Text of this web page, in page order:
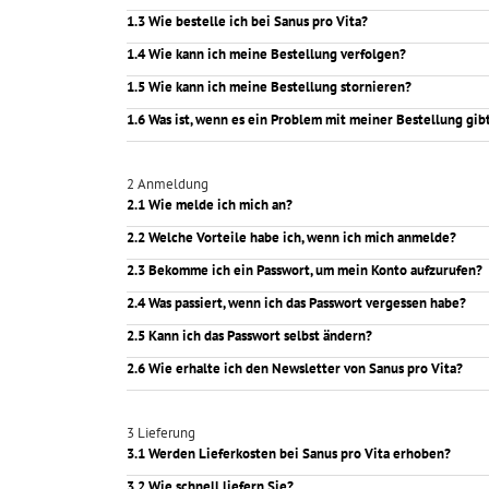
1.3 Wie bestelle ich bei Sanus pro Vita?
1.4 Wie kann ich meine Bestellung verfolgen?
1.5 Wie kann ich meine Bestellung stornieren?
1.6 Was ist, wenn es ein Problem mit meiner Bestellung
2 Anmeldung
2.1 Wie melde ich mich an?
2.2 Welche Vorteile habe ich, wenn ich mich anmelde?
2.3 Bekomme ich ein Passwort, um mein Konto aufzurufen?
2.4 Was passiert, wenn ich das Passwort vergessen habe?
2.5 Kann ich das Passwort selbst ändern?
2.6 Wie erhalte ich den Newsletter von Sanus pro Vita?
3 Lieferung
3.1 Werden Lieferkosten bei Sanus pro Vita erhoben?